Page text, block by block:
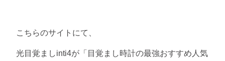
こちらのサイトにて、
光目覚ましinti4が「目覚まし時計の最強おすすめ人気